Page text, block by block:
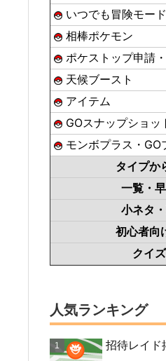
いつでも冒険モード
相棒ポケモン
ポケストップ申請
天候ブースト
アイテム
GOスナップショッ
モンボプラス・GO
タイプか
一覧・
小ネタ
初心者向
クイ
人気ランキング
招待レイド